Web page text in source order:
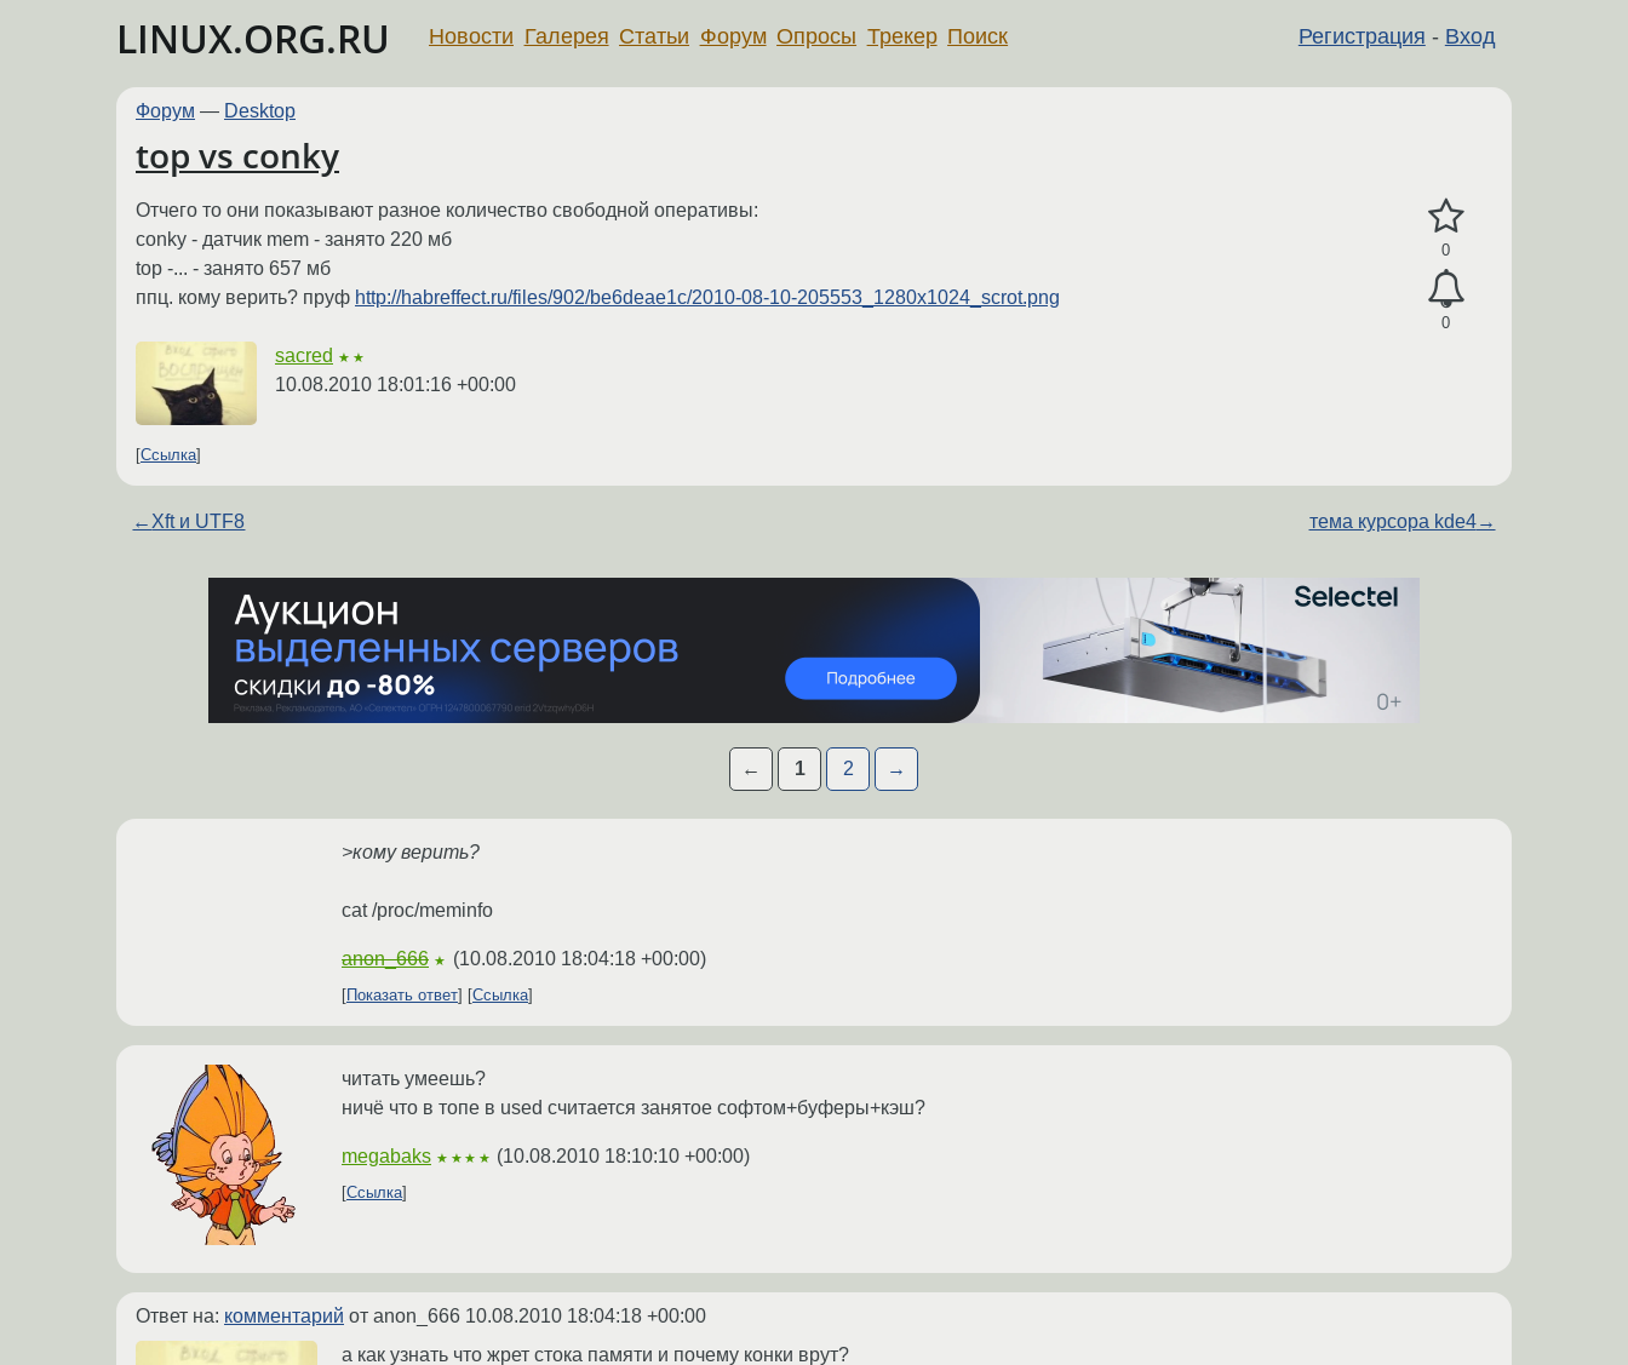
LINUX.ORG.RU Регистрация - Вход
Новости Галерея Статьи Форум Опросы Трекер Поиск
Форум — Desktop
top vs conky
0
0
Отчего то они показывают разное количество свободной оперативы:
conky - датчик mem - занято 220 мб
top -... - занято 657 мб
ппц. кому верить? пруф http://habreffect.ru/files/902/be6deae1c/2010-08-10-205553_1280x1024_scrot.png
sacred ★★
10.08.2010 18:01:16 +00:00
Ссылка
← Xft и UTF8 тема курсора kde4→
← 1 2 →
>кому верить?
cat /proc/meminfo
anon_666 ★ (10.08.2010 18:04:18 +00:00)
Показать ответ Ссылка
читать умеешь?
ничё что в топе в used считается занятое софтом+буферы+кэш?
megabaks ★★★★ (10.08.2010 18:10:10 +00:00)
Ссылка
Ответ на: комментарий от anon_666 10.08.2010 18:04:18 +00:00
а как узнать что жрет стока памяти и почему конки врут?